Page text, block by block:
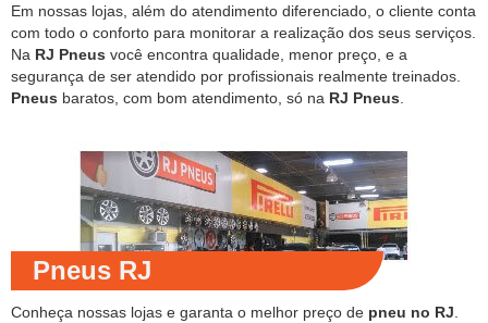
Em nossas lojas, além do atendimento diferenciado, o cliente conta
com todo o conforto para monitorar a realização dos seus serviços.
Na RJ Pneus você encontra qualidade, menor preço, e a
segurança de ser atendido por profissionais realmente treinados.
Pneus baratos, com bom atendimento, só na RJ Pneus
Pneus RJ
Conheça nossas lojas e garanta o melhor preço de pneu no RJ